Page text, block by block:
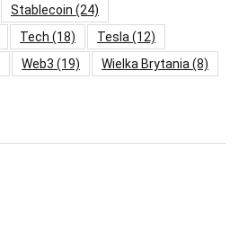
Stablecoin (24)
Tech (18) Tesla (12)
Web3 (19) Wielka Brytania (8)